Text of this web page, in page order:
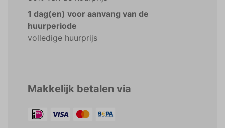
1 dag(en) voor aanvang van de
huurperiode
volledige huurprijs
Makkelijk betalen via